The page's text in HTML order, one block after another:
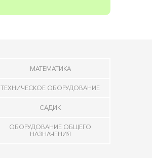
МАТЕМАТИКА
ТЕХНИЧЕСКОЕ ОБОРУДОВАНИЕ
САДИК
ОБОРУДОВАНИЕ ОБЩЕГО
НАЗНАЧЕНИЯ